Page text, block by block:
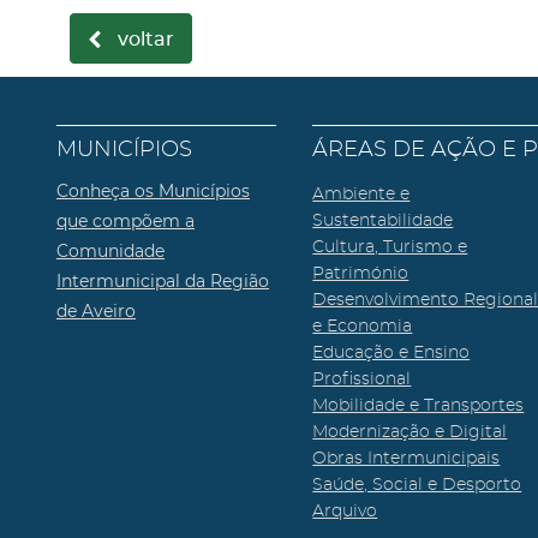
voltar
MUNICÍPIOS
Conheça os Municípios
que compõem a
Comunidade
Intermunicipal da Região
de Aveiro
ÁREAS DE AÇÃO E
Ambiente e
Sustentabilidade
Cultura, Turismo e
Património
Desenvolvimento Regional
e Economia
Educação e Ensino
Profissional
Mobilidade e Transportes
Modernização e Digital
Obras Intermunicipais
Saúde, Social e Desporto
Arquivo